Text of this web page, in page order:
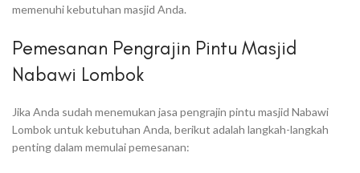
memenuhi kebutuhan masjid Anda.
Pemesanan Pengrajin Pintu Masjid
Nabawi Lombok
Jika Anda sudah menemukan jasa pengrajin pintu masjid Nabawi
Lombok untuk kebutuhan Anda, berikut adalah langkah-langkah
penting dalam memulai pemesanan: